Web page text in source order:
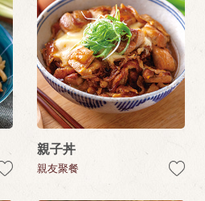
親子丼
親友聚餐